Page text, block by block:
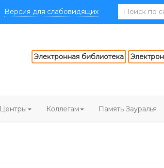
Версия для слабовидящих
Электронная библиотека
Центры Коллегам Память Зауралья